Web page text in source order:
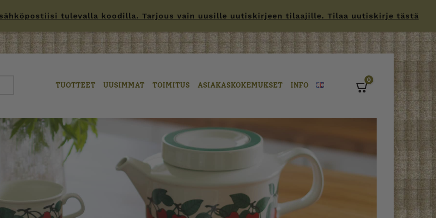
tulevalla koodilla. Tarjous vain uusille uutiskirjeen tilaajille. Tilaa uutiskirje tästä
TUOTTEET UUSIMMAT TOIMITUS ASIAKASKOKEMUKSET INFO
0